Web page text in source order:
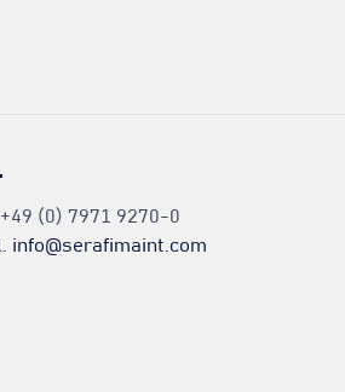
+49 (0) 7971 9270-0
info@serafimaint.com